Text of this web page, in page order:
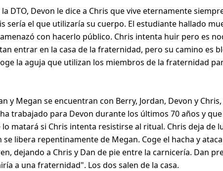
la DTO, Devon le dice a Chris que vive eternamente
sería el que utilizaría su cuerpo. El estudiante hallado
con hacerlo público. Chris intenta huir pero es
entrar en la casa de la fraternidad, pero su camino es
la aguja que utilizan los miembros de la fraternidad
y Megan se encuentran con Berry, Jordan, Devon y
trabajado para Devon durante los últimos 70 años y
matará si Chris intenta resistirse al ritual. Chris deja
se libera repentinamente de Megan. Coge el hacha y
dejando a Chris y Dan de pie entre la carnicería. Dan
a una fraternidad". Los dos salen de la casa.